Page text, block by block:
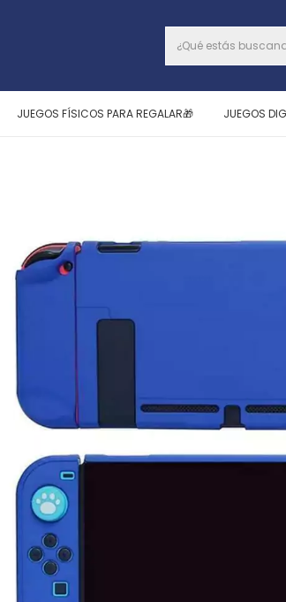
JUEGOS FÍSICOS PARA REGALAR🎁 JUEGOS